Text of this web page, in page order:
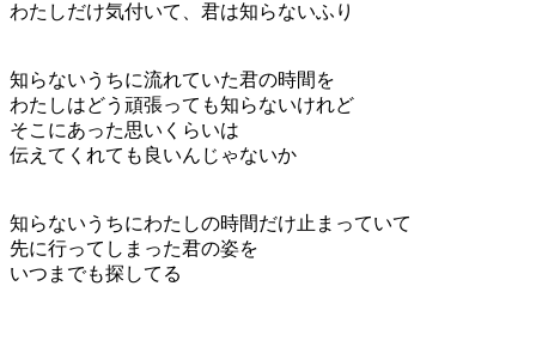
わたしだけ気付いて、君は知らないふり
知らないうちに流れていた君の時間を
わたしはどう頑張っても知らないけれど
そこにあった思いくらいは
伝えてくれても良いんじゃないか
知らないうちにわたしの時間だけ止まっていて
先に行ってしまった君の姿を
いつまでも探してる